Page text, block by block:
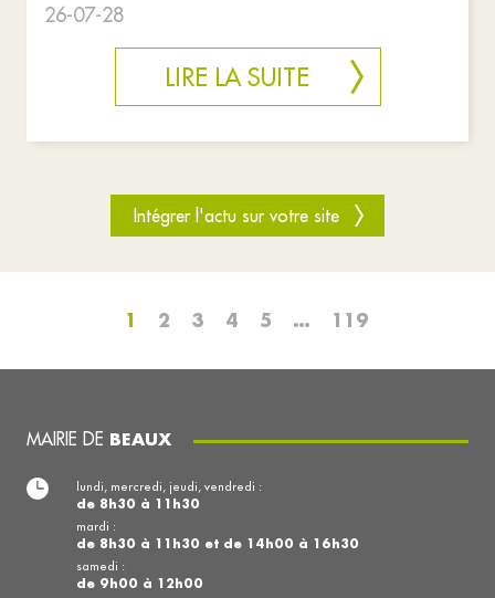
26-07-28
LIRE LA SUITE
Intégrer l'actu sur votre site
1 2 3 4 5 … 119
MAIRIE DE BEAUX
lundi, mercredi, jeudi, vendredi :
de 8h30 à 11h30
mardi :
de 8h30 à 11h30 et de 14h00 à 16h30
samedi :
de 9h00 à 12h00